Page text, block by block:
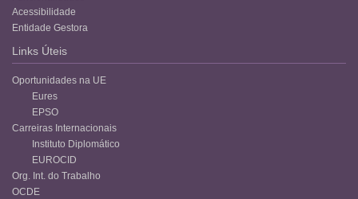
Acessibilidade
Entidade Gestora
Links Úteis
Oportunidades na UE
Eures
EPSO
Carreiras Internacionais
Instituto Diplomático
EUROCID
Org. Int. do Trabalho
OCDE